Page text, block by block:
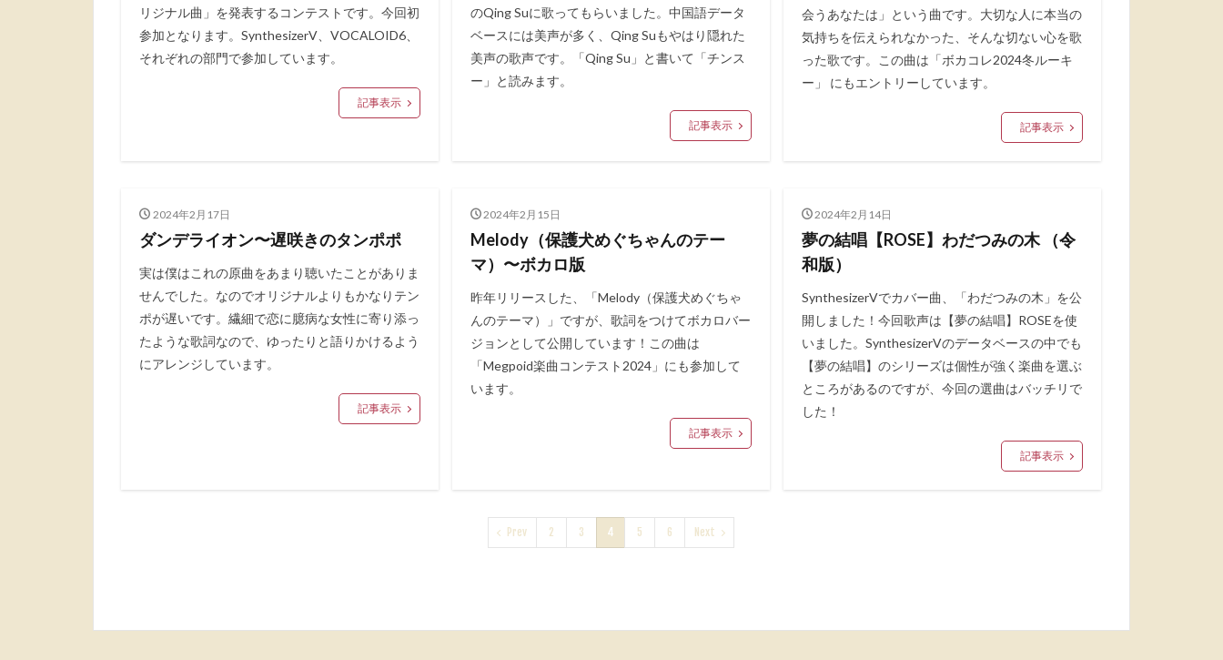
リジナル曲」を発表するコンテストです。今回初
参加となります。SynthesizerV、VOCALOID6、
それぞれの部門で参加しています。
記事表示
のQing Suに歌ってもらいました。中国語データ
ベースには美声が多く、Qing Suもやはり隠れた
美声の歌声です。「Qing Su」と書いて「チンス
ー」と読みます。
記事表示
会うあなたは」という曲です。大切な人に本当の
気持ちを伝えられなかった、そんな切ない心を歌
った歌です。この曲は「ボカコレ2024冬ルーキ
ー」 にもエントリーしています。
記事表示
2024年2月17日
ダンデライオン〜遅咲きのタンポポ
実は僕はこれの原曲をあまり聴いたことがありま
せんでした。なのでオリジナルよりもかなりテン
ポが遅いです。繊細で恋に臆病な女性に寄り添っ
たような歌詞なので、ゆったりと語りかけるよう
にアレンジしています。
記事表示
2024年2月15日
Melody（保護犬めぐちゃんのテー
マ）〜ボカロ版
昨年リリースした、「Melody（保護犬めぐちゃ
んのテーマ）」ですが、歌詞をつけてボカロバー
ジョンとして公開しています！この曲は
「Megpoid楽曲コンテスト2024」にも参加して
います。
記事表示
2024年2月14日
夢の結唱【ROSE】わだつみの木 （令
和版）
SynthesizerVでカバー曲、「わだつみの木」を公
開しました！今回歌声は【夢の結唱】ROSEを使
いました。SynthesizerVのデータベースの中でも
【夢の結唱】のシリーズは個性が強く楽曲を選ぶ
ところがあるのですが、今回の選曲はバッチリで
した！
記事表示
Prev 2 3 4 5 6 Next